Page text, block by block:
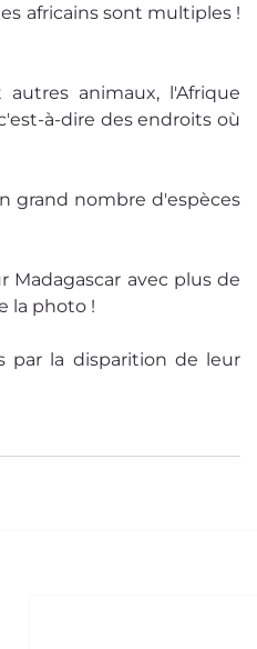
africains sont multiples !
animaux, l'Afrique
à-dire des endroits où
grand nombre d'espèces
avec plus de
la photo !
par la disparition de leur